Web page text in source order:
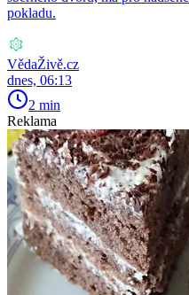
pokladu.
VědaŽivě.cz
dnes, 06:13
2 min
Reklama